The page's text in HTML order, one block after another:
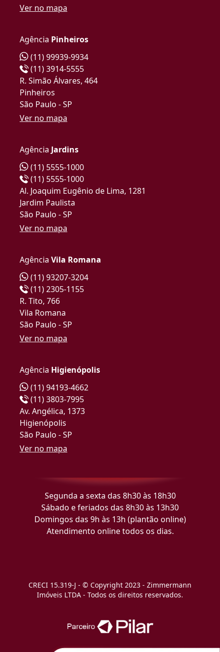
Ver no mapa
Agência Pinheiros
(11) 99939-9934
(11) 3914-5555
R. Simão Álvares, 464
Pinheiros
São Paulo - SP
Ver no mapa
Agência Jardins
(11) 5555-1000
(11) 5555-1000
Al. Joaquim Eugênio de Lima, 1281
Jardim Paulista
São Paulo - SP
Ver no mapa
Agência Vila Romana
(11) 93207-3204
(11) 2305-1155
R. Tito, 766
Vila Romana
São Paulo - SP
Ver no mapa
Agência Higienópolis
(11) 94193-4662
(11) 3803-7995
Av. Angélica, 1373
Higienópolis
São Paulo - SP
Ver no mapa
Segunda a sexta das 8h30 às 18h30
Sábado e feriados das 8h30 às 13h30
Domingos das 9h às 13h (plantão online)
Atendimento online todos os dias.
CRECI 15.319-J - © Copyright 2023 - Zimmermann
Imóveis LTDA - Todos os direitos reservados.